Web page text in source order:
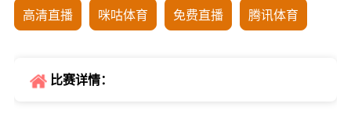
高清直播 咪咕体育 免费直播 腾讯体育
比赛详情：